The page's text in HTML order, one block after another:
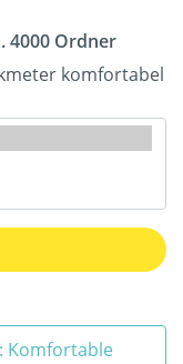
4000 Ordner
komfortabel
Komfortable